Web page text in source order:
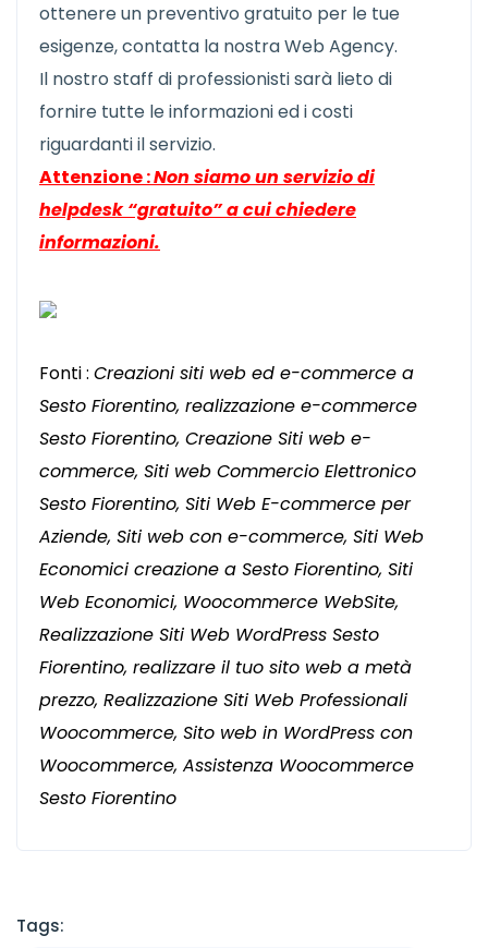
ottenere un preventivo gratuito per le tue
esigenze, contatta la nostra Web Agency.
Il nostro staff di professionisti sarà lieto di
fornire tutte le informazioni ed i costi
riguardanti il servizio.
Attenzione :Non siamo un servizio di
helpdesk “gratuito” a cui chiedere
informazioni.
Fonti : Creazioni siti web ed e-commerce a
Sesto Fiorentino, realizzazione e-commerce
Sesto Fiorentino, Creazione Siti web e-
commerce, Siti web Commercio Elettronico
Sesto Fiorentino, Siti Web E-commerce per
Aziende, Siti web con e-commerce, Siti Web
Economici creazione a Sesto Fiorentino, Siti
Web Economici, Woocommerce WebSite,
Realizzazione Siti Web WordPress Sesto
Fiorentino, realizzare il tuo sito web a metà
prezzo, Realizzazione Siti Web Professionali
Woocommerce, Sito web in WordPress con
Woocommerce, Assistenza Woocommerce
Sesto Fiorentino
Tags: